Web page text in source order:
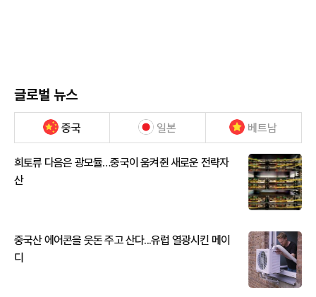
글로벌 뉴스
중국 일본 베트남
희토류 다음은 광모듈…중국이 움켜쥔 새로운 전략자
산
중국산 에어콘을 웃돈 주고 산다...유럽 열광시킨 메이
디